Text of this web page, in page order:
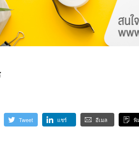
Tweet แชร์ อีเมล พิ